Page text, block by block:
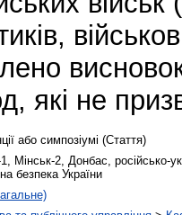
які не
або симпозіумі (Стаття)
Мінськ-2, Донбас, російсько-
безпека України